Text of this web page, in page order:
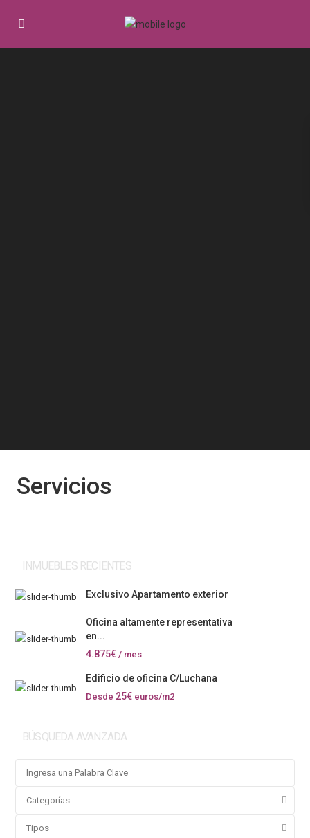
Servicios
INMUEBLES RECIENTES
Exclusivo Apartamento exterior
Oficina altamente representativa
en...
4.875€ / mes
Edificio de oficina C/Luchana
Desde 25€ euros/m2
BÚSQUEDA AVANZADA
Categorías
Tipos